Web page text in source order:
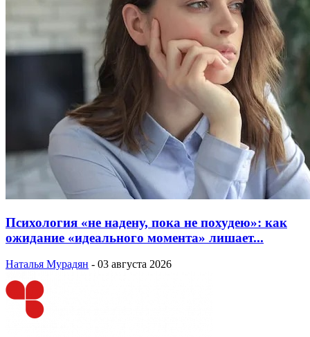
Психология «не надену, пока не похудею»: как
ожидание «идеального момента» лишает...
Наталья Мурадян - 03 августа 2026